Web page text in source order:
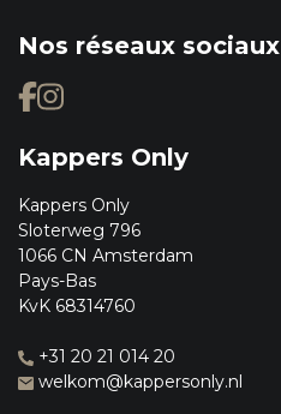
Nos réseaux sociaux
Kappers Only
Kappers Only
Sloterweg 796
1066 CN Amsterdam
Pays-Bas
KvK 68314760
+31 20 21 014 20
welkom@kappersonly.nl